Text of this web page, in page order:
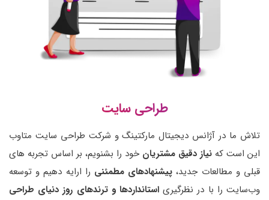
طراحی سایت
تلاش ما در آژانس دیجیتال مارکتینگ و شرکت طراحی سایت متاوب
این است که نیاز دقیق مشتریان خود را بشنویم، بر اساس تجربه های
قبلی و مطالعات جدید، پیشنهادهای مطمئنی را ارایه دهیم و توسعه
وب‌سایت را با در نظرگیری استانداردها و ترندهای روز دنیای طراحی